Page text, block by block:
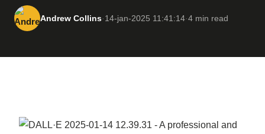
Andrew Collins·14-jan-2025 11:41:14·4 min read